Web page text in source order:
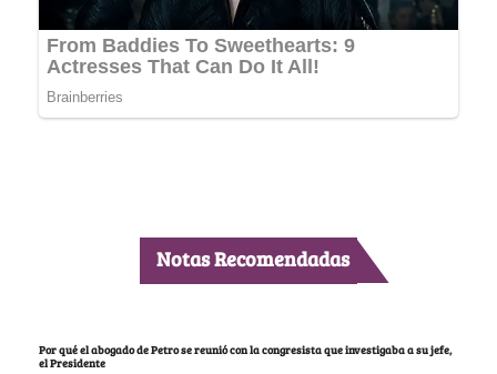
Notas Recomendadas
Por qué el abogado de Petro se reunió con la congresista que investigaba a su jefe,
el Presidente